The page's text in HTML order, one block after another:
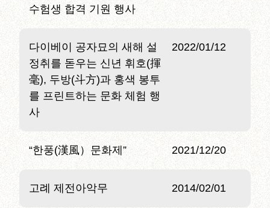
수험생 합격 기원 행사
다이베이 공자묘의 새해 설
정취를 돋우는 신년 휘호(揮
毫), 두방(斗方)과 홍색 봉투
를 프린트하는 문화 체험 행
사
2022/01/12
“한풍(漢風）문화제” 2021/12/20
고례 제전아악무 2014/02/01